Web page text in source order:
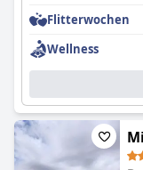
Viele Gäste loben
geräumigen
sowohl für Familien-
angesehen werden.
Moschee, und
Raumaufteilungen
Bereiche benötigen
Möbel und
Flitterwochen
Wellness